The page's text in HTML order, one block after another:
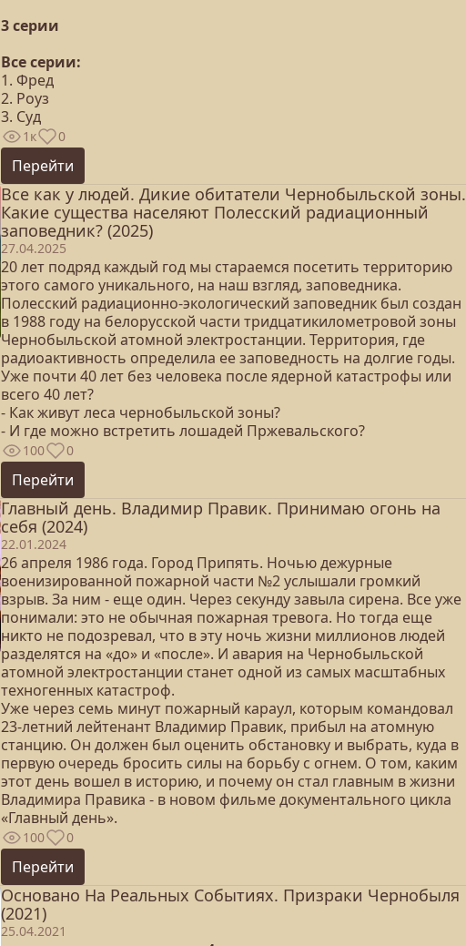
3 серии
Все серии:
1. Фред
2. Роуз
3. Суд
1к 0
Перейти
Все как у людей. Дикие обитатели Чернобыльской зоны.
Какие существа населяют Полесский радиационный
заповедник? (2025)
27.04.2025
20 лет подряд каждый год мы стараемся посетить территорию
этого самого уникального, на наш взгляд, заповедника.
Полесский радиационно-экологический заповедник был создан
в 1988 году на белорусской части тридцатикилометровой зоны
Чернобыльской атомной электростанции. Территория, где
радиоактивность определила ее заповедность на долгие годы.
Уже почти 40 лет без человека после ядерной катастрофы или
всего 40 лет?
- Как живут леса чернобыльской зоны?
- И где можно встретить лошадей Пржевальского?
100 0
Перейти
Главный день. Владимир Правик. Принимаю огонь на
себя (2024)
22.01.2024
26 апреля 1986 года. Город Припять. Ночью дежурные
военизированной пожарной части №2 услышали громкий
взрыв. За ним - еще один. Через секунду завыла сирена. Все уже
понимали: это не обычная пожарная тревога. Но тогда еще
никто не подозревал, что в эту ночь жизни миллионов людей
разделятся на «до» и «после». И авария на Чернобыльской
атомной электростанции станет одной из самых масштабных
техногенных катастроф.
Уже через семь минут пожарный караул, которым командовал
23-летний лейтенант Владимир Правик, прибыл на атомную
станцию. Он должен был оценить обстановку и выбрать, куда в
первую очередь бросить силы на борьбу с огнем. О том, каким
этот день вошел в историю, и почему он стал главным в жизни
Владимира Правика - в новом фильме документального цикла
«Главный день».
100 0
Перейти
Основано На Реальных Событиях. Призраки Чернобыля
(2021)
25.04.2021